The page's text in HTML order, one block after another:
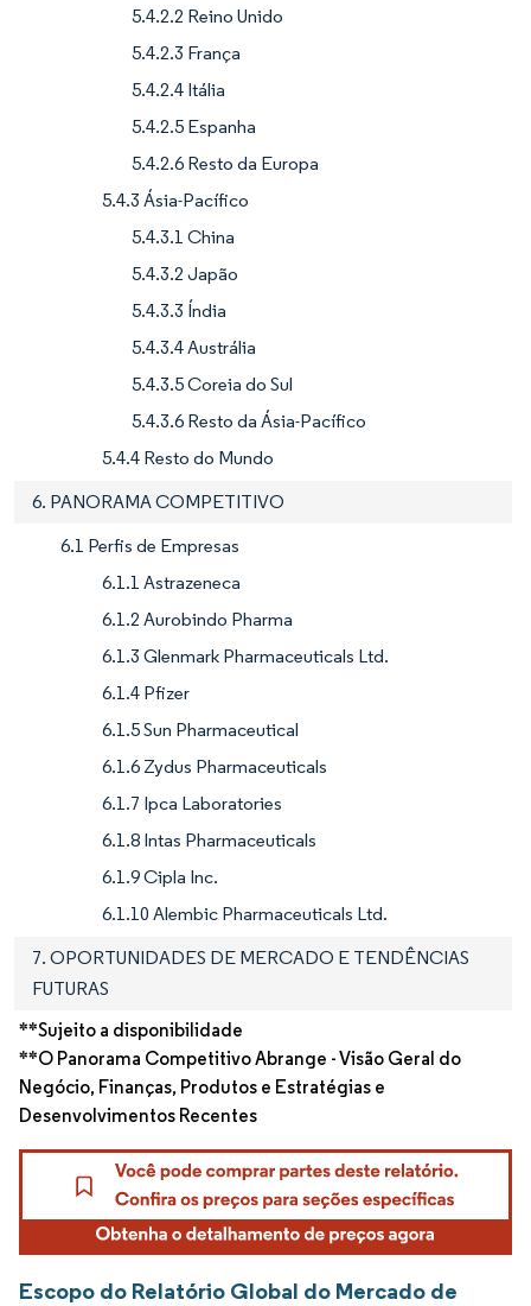
5.4.2.2 Reino Unido
5.4.2.3 França
5.4.2.4 Itália
5.4.2.5 Espanha
5.4.2.6 Resto da Europa
5.4.3 Ásia-Pacífico
5.4.3.1 China
5.4.3.2 Japão
5.4.3.3 Índia
5.4.3.4 Austrália
5.4.3.5 Coreia do Sul
5.4.3.6 Resto da Ásia-Pacífico
5.4.4 Resto do Mundo
6. PANORAMA COMPETITIVO
6.1 Perfis de Empresas
6.1.1 Astrazeneca
6.1.2 Aurobindo Pharma
6.1.3 Glenmark Pharmaceuticals Ltd.
6.1.4 Pfizer
6.1.5 Sun Pharmaceutical
6.1.6 Zydus Pharmaceuticals
6.1.7 Ipca Laboratories
6.1.8 Intas Pharmaceuticals
6.1.9 Cipla Inc.
6.1.10 Alembic Pharmaceuticals Ltd.
7. OPORTUNIDADES DE MERCADO E TENDÊNCIAS
FUTURAS
**Sujeito a disponibilidade
**O Panorama Competitivo Abrange - Visão Geral do
Negócio, Finanças, Produtos e Estratégias e
Desenvolvimentos Recentes
Escopo do Relatório Global do Mercado de